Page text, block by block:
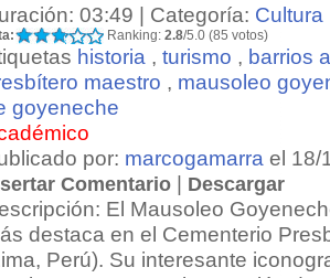
03:49 | Categoría: Cultura
Ranking: 2.8/5.0 (85 votos)
historia , turismo , barrios
maestro , mausoleo
goyeneche
por: marcogamarra el 18/
Comentario | Descargar
El Mausoleo
destaca en el Cementerio
Perú). Su interesante